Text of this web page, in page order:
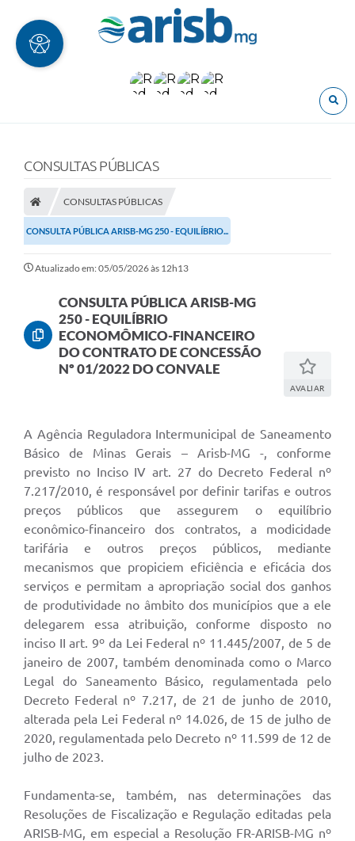
CONSULTAS PÚBLICAS
CONSULTAS PÚBLICAS
CONSULTA PÚBLICA ARISB-MG 250 - EQUILÍBRIO...
Atualizado em: 05/05/2026 às 12h13
CONSULTA PÚBLICA ARISB-MG
250 - EQUILÍBRIO
ECONOMÔMICO-FINANCEIRO
DO CONTRATO DE CONCESSÃO
Nº 01/2022 DO CONVALE
AVALIAR
A Agência Reguladora Intermunicipal de Saneamento
Básico de Minas Gerais – Arisb-MG -, conforme
previsto no Inciso IV art. 27 do Decreto Federal nº
7.217/2010, é responsável por definir tarifas e outros
preços públicos que assegurem o equilíbrio
econômico-financeiro dos contratos, a modicidade
tarifária e outros preços públicos, mediante
mecanismos que propiciem eficiência e eficácia dos
serviços e permitam a apropriação social dos ganhos
de produtividade no âmbito dos municípios que a ele
delegarem essa atribuição, conforme disposto no
inciso II art. 9º da Lei Federal nº 11.445/2007, de 5 de
janeiro de 2007, também denominada como o Marco
Legal do Saneamento Básico, regulamentada pelo
Decreto Federal nº 7.217, de 21 de junho de 2010,
alterada pela Lei Federal nº 14.026, de 15 de julho de
2020, regulamentada pelo Decreto nº 11.599 de 12 de
julho de 2023.
Fundamenta-se, também, nas determinações das
Resoluções de Fiscalização e Regulação editadas pela
ARISB-MG, em especial a Resolução FR-ARISB-MG nº